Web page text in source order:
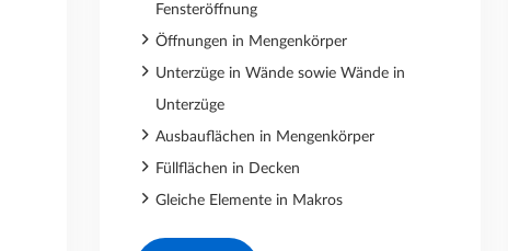
Fensteröffnung
Öffnungen in Mengenkörper
Unterzüge in Wände sowie Wände in
Unterzüge
Ausbauflächen in Mengenkörper
Füllflächen in Decken
Gleiche Elemente in Makros